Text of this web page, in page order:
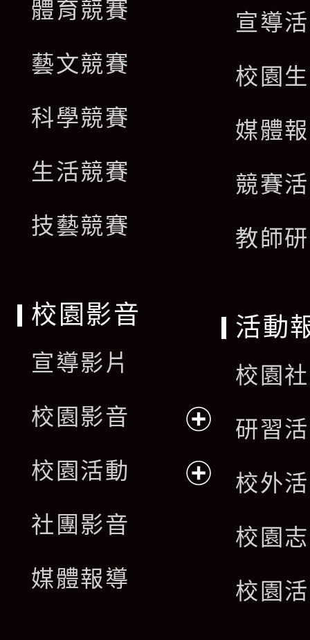
體育競賽
藝文競賽
科學競賽
生活競賽
技藝競賽
宣導
校園
媒體
競賽
教師
校園影音
宣導影片
校園影音
開
校園活動
社團影音
媒體報導
活動
校園
研習
校外
校園
校園